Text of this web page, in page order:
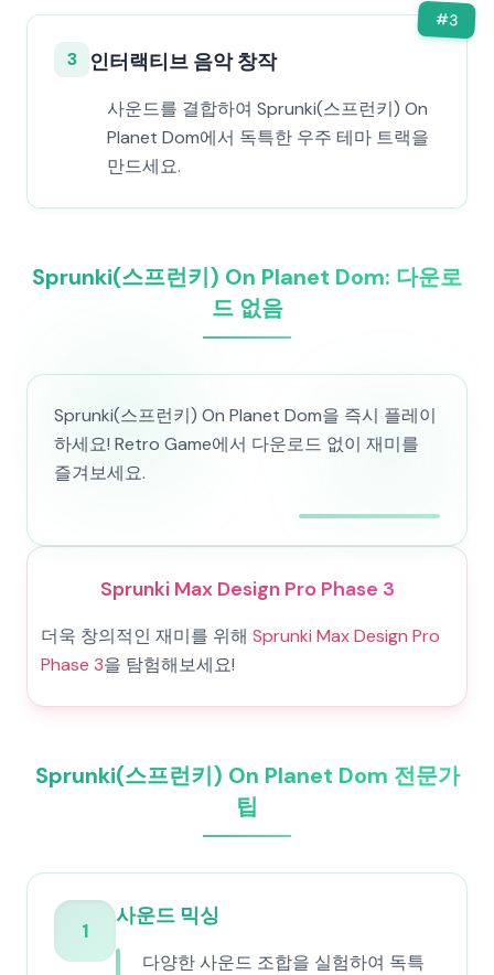
#3
3 인터랙티브 음악 창작
사운드를 결합하여 Sprunki(스프런키) On
Planet Dom에서 독특한 우주 테마 트랙을
만드세요.
Sprunki(스프런키) On Planet Dom: 다운로
드 없음
Sprunki(스프런키) On Planet Dom을 즉시 플레이
하세요! Retro Game에서 다운로드 없이 재미를
즐겨보세요.
Sprunki Max Design Pro Phase 3
더욱 창의적인 재미를 위해 Sprunki Max Design Pro
Phase 3을 탐험해보세요!
Sprunki(스프런키) On Planet Dom 전문가
팁
1
사운드 믹싱
다양한 사운드 조합을 실험하여 독특